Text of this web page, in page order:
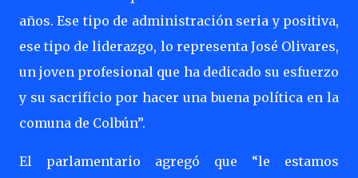
años. Ese tipo de administración seria y positiva,
ese tipo de liderazgo, lo representa José Olivares,
un joven profesional que ha dedicado su esfuerzo
y su sacrificio por hacer una buena política en la
comuna de Colbún”.
El parlamentario agregó que “le estamos